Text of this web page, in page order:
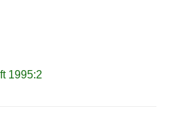
1995:2